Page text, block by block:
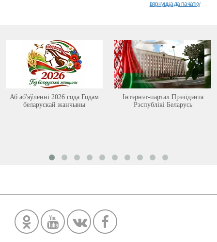
вярнуцца да пачатку
Аб аб'яўленні 2026 года Годам
беларускай жанчыны
Інтэрнэт-партал Прэзідэнта
Рэспублікі Беларусь